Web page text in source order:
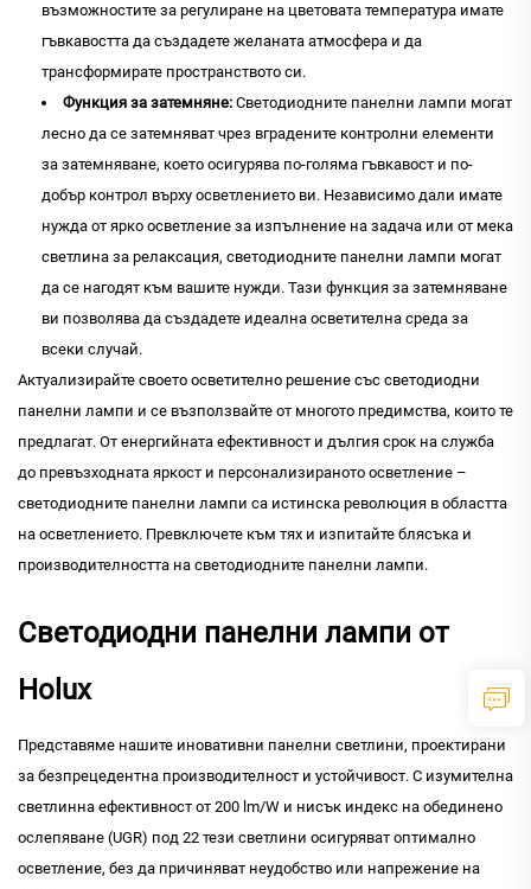
възможностите за регулиране на цветовата температура имате
гъвкавостта да създадете желаната атмосфера и да
трансформирате пространството си.
Функция за затемняне: Светодиодните панелни лампи могат
лесно да се затемняват чрез вградените контролни елементи
за затемняване, което осигурява по-голяма гъвкавост и по-
добър контрол върху осветлението ви. Независимо дали имате
нужда от ярко осветление за изпълнение на задача или от мека
светлина за релаксация, светодиодните панелни лампи могат
да се нагодят към вашите нужди. Тази функция за затемняване
ви позволява да създадете идеална осветителна среда за
всеки случай.
Актуализирайте своето осветително решение със светодиодни
панелни лампи и се възползвайте от многото предимства, които те
предлагат. От енергийната ефективност и дългия срок на служба
до превъзходната яркост и персонализираното осветление –
светодиодните панелни лампи са истинска революция в областта
на осветлението. Превключете към тях и изпитайте блясъка и
производителността на светодиодните панелни лампи.
Светодиодни панелни лампи от
Holux
Представяме нашите иновативни панелни светлини, проектирани
за безпрецедентна производителност и устойчивост. С изумителна
светлинна ефективност от 200 lm/W и нисък индекс на обединено
ослепяване (UGR) под 22 тези светлини осигуряват оптимално
осветление, без да причиняват неудобство или напрежение на